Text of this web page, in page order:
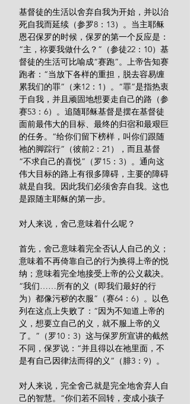
基督徒的生活以舍弃自我为开始，并以治
死自我而延续（参罗8：13）。当主耶稣
恩召保罗的时候，保罗的第一个反应是：
“主，祢要我做什么？”（参徒22：10）基
督徒的生活可比喻成“赛跑”。上帝告知赛
跑者：“当放下各样的重担，脱去容易缠
累我们的罪”（来12：1）。“罪”是指热衷
于自我，并且顽固地想要走自己的路（参
赛53：6）。追随耶稣基督是摆在基督徒
面前最伟大的目标、最终的归宿和最艰巨
的任务。“给你们留下榜样，叫你们跟随
祂的脚踪行”（彼前2：21），而且基督
“不求自己的喜悦”（罗15：3）。通向这
伟大目标的路上有很多障碍，主要的障碍
就是自我。因此我们必须舍弃自我。这也
是跟随主耶稣的第一步。
对人来说，舍己意味着什么呢？
首先，舍己意味着完全否认人自己的义；
意味着不再倚靠自己的行为换得上帝的悦
纳；意味着完全地接受上帝的公义裁决。
“我们……所有的义（即我们最好的行
为）都像污秽的衣服”（赛64：6）。以色
列在这点上失败了：“因为不知道上帝的
义，想要立自己的义，就不服上帝的义
了。”（罗10：3）这与保罗所宣讲的截然
不同，保罗说：“并且得以在祂里面，不
是有自己因律法而得的义”（腓3：9）。
对人来说，完全舍己就是完全地舍弃人自
己的智慧。“你们若不回转，变成小孩子